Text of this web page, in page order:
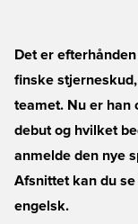
Det er
finske
teamet. Nu er han
debut og hvilket
anmelde den nye
Afsnittet kan du
engelsk.